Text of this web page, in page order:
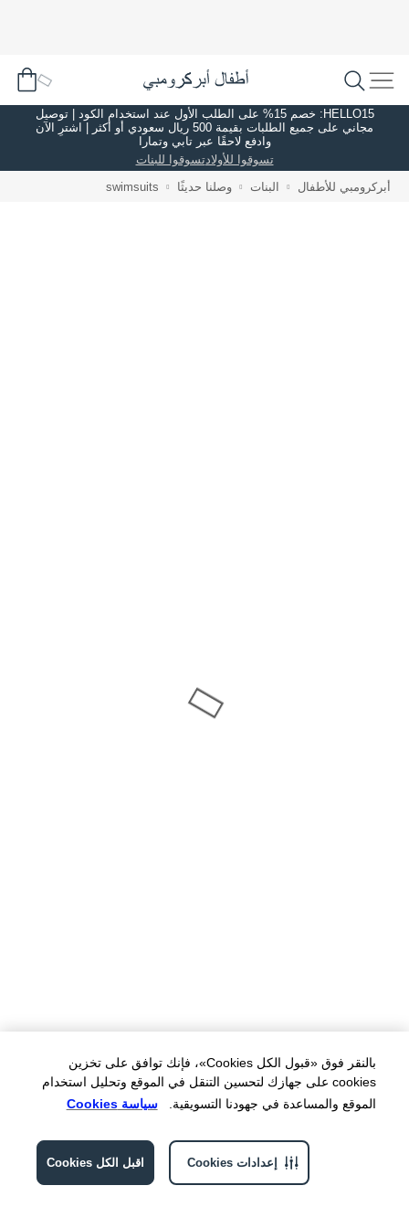
بالنقر فوق «قبول الكل Cookies»، فإنك توافق على تخزين
cookies على جهازك لتحسين التنقل في الموقع وتحليل استخدام
الموقع والمساعدة في جهودنا التسويقية.
سياسة Cookies
اقبل الكل Cookies إعدادات Cookies
HELLO15: خصم 15% على الطلب الأول عند استخدام الكود | توصيل
مجاني على جميع الطلبات بقيمة 500 ريال سعودي أو أكثر | اشترِ الآن
وادفع لاحقًا عبر تابي وتمارا
تسوقوا للأولادتسوقوا للبنات
أبركرومبي للأطفال البنات وصلنا حديثًا swimsuits